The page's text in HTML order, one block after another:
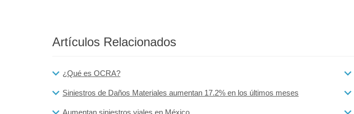
Artículos Relacionados
¿Qué es OCRA?
Siniestros de Daños Materiales aumentan 17.2% en los últimos meses
Aumentan siniestros viales en México